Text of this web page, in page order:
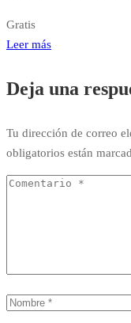
Gratis
Leer más
Deja una
Tu dirección de correo
obligatorios están